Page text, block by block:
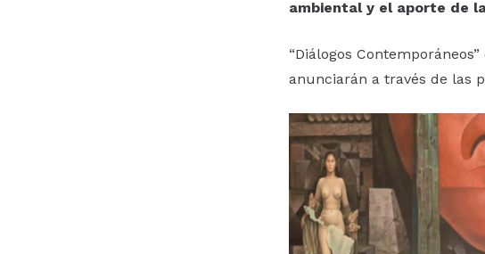
ambiental y el aporte de
“Diálogos
anunciarán a través de las